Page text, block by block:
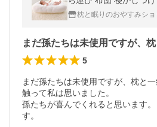
ブベビーふとん 敬老の日
枕と眠りのおやすみシ
5
まだ孫たちは未使用ですが、枕と
触って私は思いました。
孫たちが喜んでくれると思います
す。